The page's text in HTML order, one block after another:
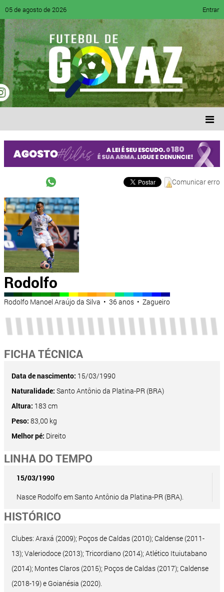
05 de agosto de 2026 Entrar
Comunicar erro
Rodolfo
Rodolfo Manoel Araújo da Silva • 36 anos • Zagueiro
FICHA TÉCNICA
Data de nascimento: 15/03/1990
Naturalidade: Santo Antônio da Platina-PR (BRA)
Altura: 183 cm
Peso: 83,00 kg
Melhor pé: Direito
LINHA DO TEMPO
15/03/1990
Nasce Rodolfo em Santo Antônio da Platina-PR (BRA).
HISTÓRICO
Clubes: Araxá (2009); Poços de Caldas (2010); Caldense (2011-
13); Valeriodoce (2013); Tricordiano (2014); Atlético Ituiutabano
(2014); Montes Claros (2015); Poços de Caldas (2017); Caldense
(2018-19) e Goianésia (2020).